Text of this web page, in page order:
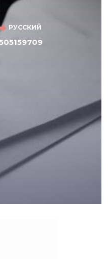
РУССКИЙ